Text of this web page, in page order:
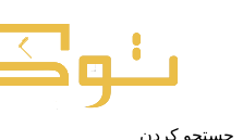
جستجو کردن